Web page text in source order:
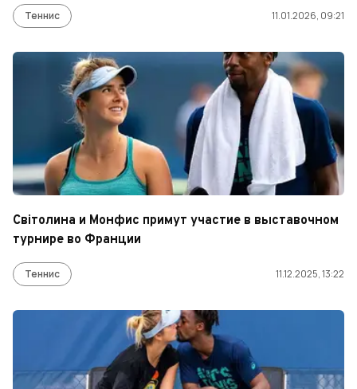
Теннис 11.01.2026, 09:21
Світолина и Монфис примут участие в выставочном
турнире во Франции
Теннис 11.12.2025, 13:22